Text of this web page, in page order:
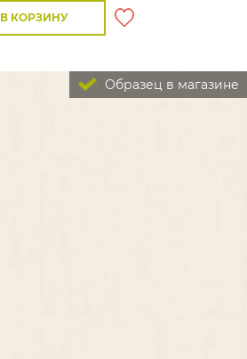
В КОРЗИНУ
Образец в магазине